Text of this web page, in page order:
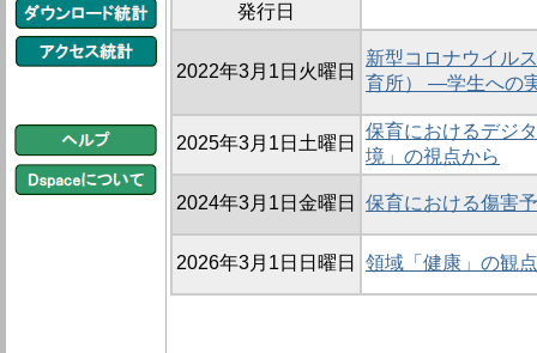
発行日
2022年3月1日火曜日
新型コロナウイル
育所） ―学生への
2025年3月1日土曜日
保育におけるデジ
境」の視点から
2024年3月1日金曜日 保育における傷害
2026年3月1日日曜日 領域「健康」の観